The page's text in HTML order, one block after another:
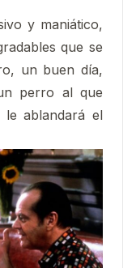
y maniático,
que se
un buen día,
perro al que
ablandará el